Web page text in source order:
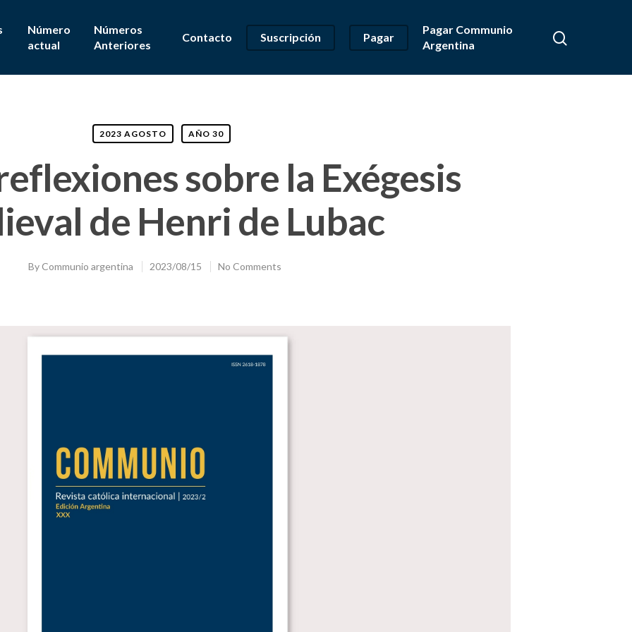
Número
actual
Números
Anteriores
Contacto Suscripción Pagar
Pagar Communio
Argentina
2023 AGOSTO AÑO 30
sobre la Exégesis
de Henri de Lubac
ByCommunio argentina 2023/08/15 No Comments